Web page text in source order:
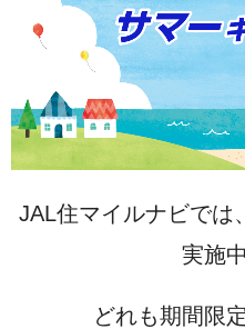
JAL住マイルナビでは
実施
どれも期間限